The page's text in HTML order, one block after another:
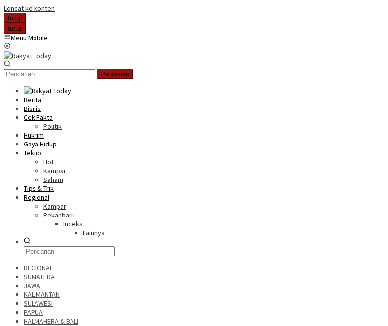
Loncat ke konten
tutup
tutup
Menu Mobile
Pencarian
Berita
Bisnis
Cek Fakta
Politik
Hukrim
Gaya Hidup
Tekno
Hot
Kampar
Saham
Tips & Trik
Regional
Kampar
Pekanbaru
Indeks
Lainnya
REGIONAL
SUMATERA
JAWA
KALIMANTAN
SULAWESI
PAPUA
HALMAHERA & BALI